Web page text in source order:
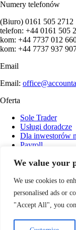
We value your
We use cookies to
personalised ads or
"Accept All", you
Numery telefonów
(Biuro) 0161 505 2712
telefon: +44 0161 505
kom: +44 7737 012
kom: +44 7737 937
Email
Email:
Oferta
Sole Trader
Usługi doradcze
Dla inwestorów
Payroll
Obsługa Spółki